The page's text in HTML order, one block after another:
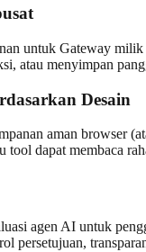
untuk Gateway
atau menyimpan
Desain
aman browser
tool dapat membaca
agen AI untuk
persetujuan,